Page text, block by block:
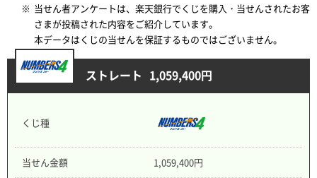
※ 当せん者アンケートは、楽天銀行でくじを購入・当せんされたお客
さまが投稿された内容をご紹介しています。
本データはくじの当せんを保証するものではございません。
ストレート 1,059,400円
くじ種
当せん金額 1,059,400円